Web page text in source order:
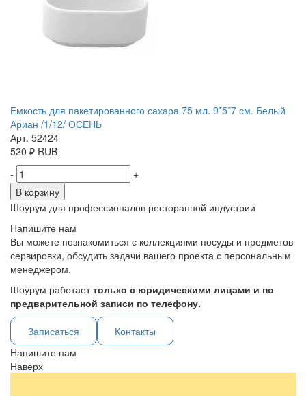
Емкость для пакетированного сахара 75 мл. 9*5*7 см. Белый
Ариан /1/12/ ОСЕНЬ
Арт. 52424
520 ₽ RUB
-
+
В корзину
Шоурум для профессионалов ресторанной индустрии
Напишите нам
Вы можете познакомиться с коллекциями посуды и предметов
сервировки, обсудить задачи вашего проекта с персональным
менеджером.
Шоурум работаеттолько с юридическими лицами и по
предварительной записи по телефону.
Записаться
Контакты
Напишите нам
Наверх